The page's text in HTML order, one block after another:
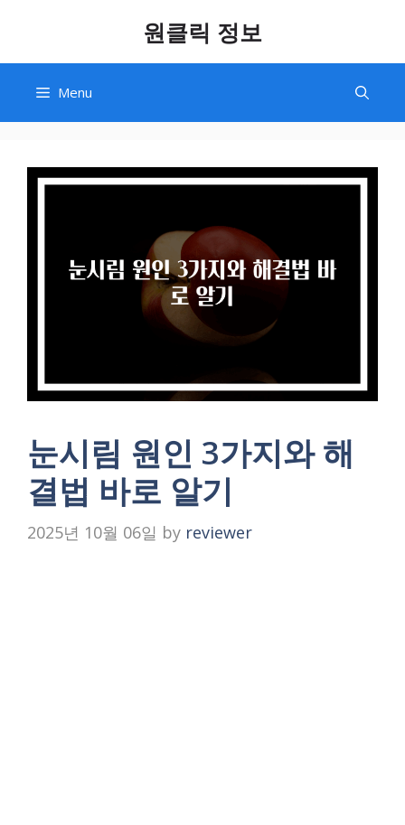
content
원클릭 정보
Menu
눈시림 원인 3가지와 해
결법 바로 알기
2025년 10월 06일 by reviewer